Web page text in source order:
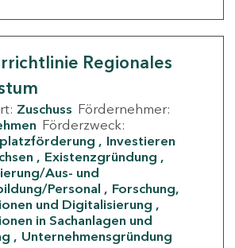
Regionales
Zuschuss Fördernehmer:
Förderzweck:
Investieren
Existenzgründung
Aus- und
Personal
Forschung,
und Digitalisierung
in Sachanlagen und
Unternehmensgründung